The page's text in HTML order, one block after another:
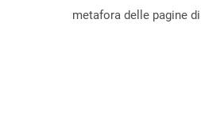
metafora delle pagine